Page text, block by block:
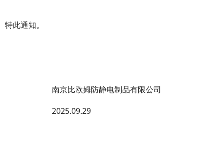
特此通知。
南京比欧姆防静电制品有限公司
2025.09.29